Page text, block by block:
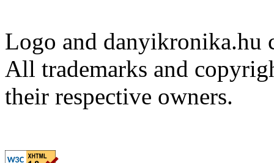
Logo and
All trademarks and
their respective owners.